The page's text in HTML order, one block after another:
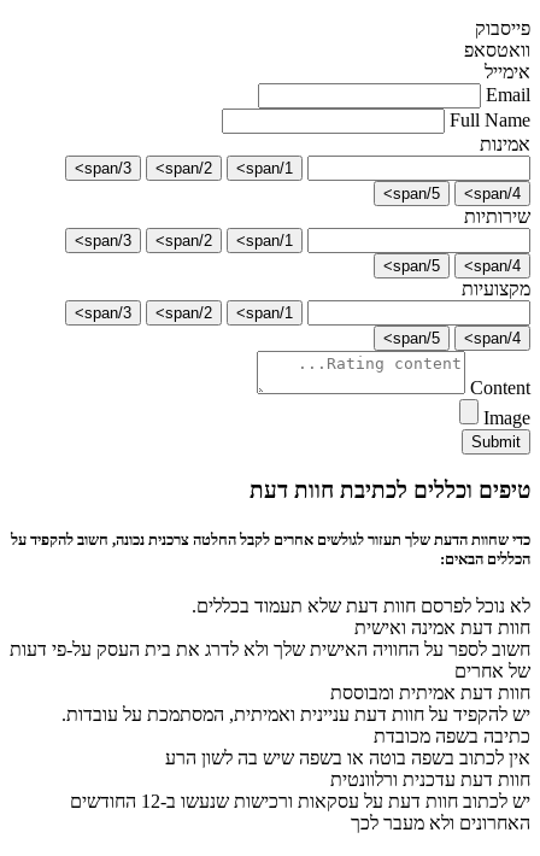
פייסבוק
וואטסאפ
אימייל
Email
Full Name
אמינות
1/span>
2/span>
3/span>
4/span>
5/span>
שירותיות
1/span>
2/span>
3/span>
4/span>
5/span>
מקצועיות
1/span>
2/span>
3/span>
4/span>
5/span>
Content
Image
Submit
טיפים וכללים לכתיבת חוות דעת
כדי שחוות הדעת שלך תעזור לגולשים אחרים לקבל החלטה צרכנית נכונה, חשוב להקפיד על
הכללים הבאים:
לא נוכל לפרסם חוות דעת שלא תעמוד בכללים.
חוות דעת אמינה ואישית
חשוב לספר על החוויה האישית שלך ולא לדרג את בית העסק על-פי דעות
של אחרים
חוות דעת אמיתית ומבוססת
יש להקפיד על חוות דעת עניינית ואמיתית, המסתמכת על עובדות.
כתיבה בשפה מכובדת
אין לכתוב בשפה בוטה או בשפה שיש בה לשון הרע
חוות דעת עדכנית ורלוונטית
יש לכתוב חוות דעת על עסקאות ורכישות שנעשו ב-12 החודשים
האחרונים ולא מעבר לכך